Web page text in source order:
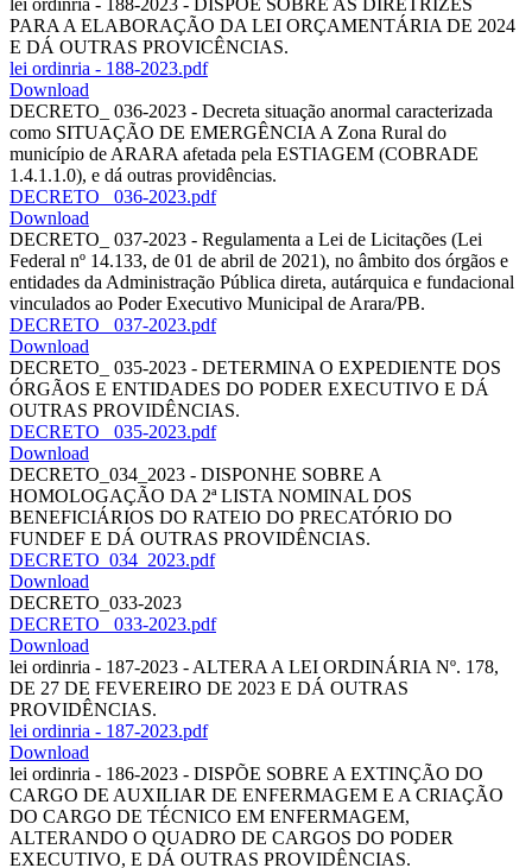
lei ordinria - 188-2023 - DISPÕE SOBRE AS DIRETRIZES
PARA A ELABORAÇÃO DA LEI ORÇAMENTÁRIA DE 2024
E DÁ OUTRAS PROVICÊNCIAS.
lei ordinria - 188-2023.pdf
Download
DECRETO_ 036-2023 - Decreta situação anormal caracterizada
como SITUAÇÃO DE EMERGÊNCIA A Zona Rural do
município de ARARA afetada pela ESTIAGEM (COBRADE
1.4.1.1.0), e dá outras providências.
DECRETO_ 036-2023.pdf
Download
DECRETO_ 037-2023 - Regulamenta a Lei de Licitações (Lei
Federal nº 14.133, de 01 de abril de 2021), no âmbito dos órgãos e
entidades da Administração Pública direta, autárquica e fundacional
vinculados ao Poder Executivo Municipal de Arara/PB.
DECRETO_ 037-2023.pdf
Download
DECRETO_ 035-2023 - DETERMINA O EXPEDIENTE DOS
ÓRGÃOS E ENTIDADES DO PODER EXECUTIVO E DÁ
OUTRAS PROVIDÊNCIAS.
DECRETO_ 035-2023.pdf
Download
DECRETO_034_2023 - DISPONHE SOBRE A
HOMOLOGAÇÃO DA 2ª LISTA NOMINAL DOS
BENEFICIÁRIOS DO RATEIO DO PRECATÓRIO DO
FUNDEF E DÁ OUTRAS PROVIDÊNCIAS.
DECRETO_034_2023.pdf
Download
DECRETO_033-2023
DECRETO_ 033-2023.pdf
Download
lei ordinria - 187-2023 - ALTERA A LEI ORDINÁRIA Nº. 178,
DE 27 DE FEVEREIRO DE 2023 E DÁ OUTRAS
PROVIDÊNCIAS.
lei ordinria - 187-2023.pdf
Download
lei ordinria - 186-2023 - DISPÕE SOBRE A EXTINÇÃO DO
CARGO DE AUXILIAR DE ENFERMAGEM E A CRIAÇÃO
DO CARGO DE TÉCNICO EM ENFERMAGEM,
ALTERANDO O QUADRO DE CARGOS DO PODER
EXECUTIVO, E DÁ OUTRAS PROVIDÊNCIAS.